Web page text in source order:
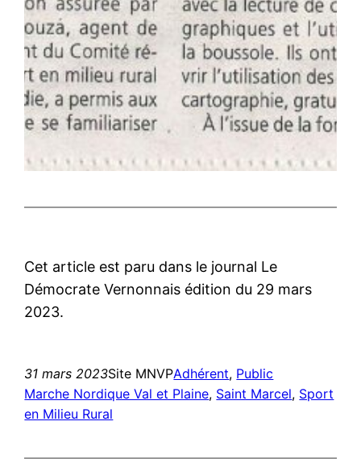
Cet article est paru dans le journal Le
Démocrate Vernonnais édition du 29 mars
2023.
31 mars 2023Site MNVPAdhérent, Public
Marche Nordique Val et Plaine, Saint Marcel, Sport
en Milieu Rural